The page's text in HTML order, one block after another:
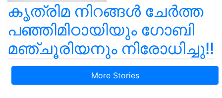
കൃത്രിമ നിറങ്ങൾ ചേർത്ത
പഞ്ഞിമിഠായിയും ഗോബി
മഞ്ചൂരിയനും നിരോധിച്ചു!!
More Stories